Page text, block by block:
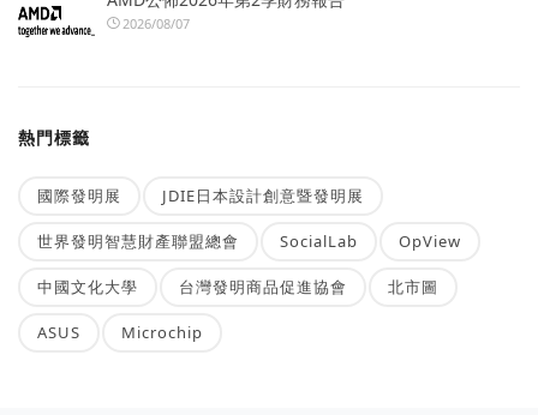
2026/08/07
熱門標籤
國際發明展 JDIE日本設計創意暨發明展
世界發明智慧財產聯盟總會 SocialLab OpView
中國文化大學 台灣發明商品促進協會 北市圖
ASUS Microchip